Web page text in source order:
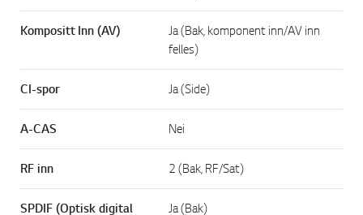
Kompositt Inn (AV)
Ja (Bak, komponent inn/AV inn
felles)
CI-spor Ja (Side)
A-CAS Nei
RF inn 2 (Bak, RF/Sat)
SPDIF (Optisk digital
Ja (Bak)